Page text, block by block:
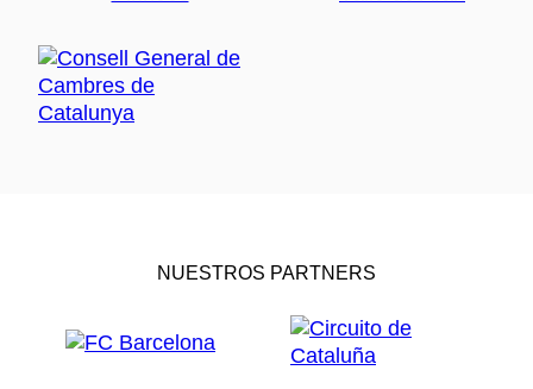
NUESTROS PARTNERS